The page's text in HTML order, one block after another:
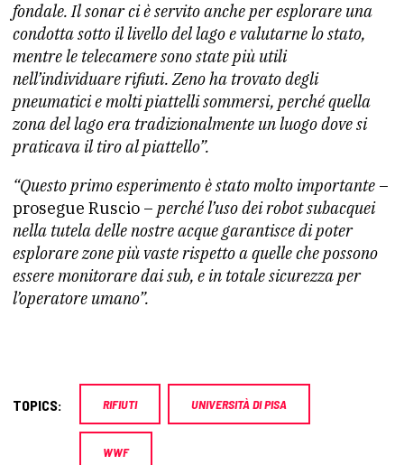
fondale. Il sonar ci è servito anche per esplorare una
condotta sotto il livello del lago e valutarne lo stato,
mentre le telecamere sono state più utili
nell’individuare rifiuti. Zeno ha trovato degli
pneumatici e molti piattelli sommersi, perché quella
zona del lago era tradizionalmente un luogo dove si
praticava il tiro al piattello”.
“Questo primo esperimento è stato molto importante –
prosegue Ruscio – perché l’uso dei robot subacquei
nella tutela delle nostre acque garantisce di poter
esplorare zone più vaste rispetto a quelle che possono
essere monitorare dai sub, e in totale sicurezza per
l’operatore umano”.
TOPICS: RIFIUTI UNIVERSITÀ DI PISA
WWF